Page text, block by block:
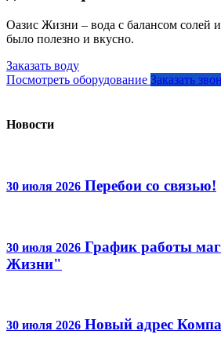
Оазис Жизни – вода с балансом солей
было полезно и вкусно.
Заказать воду
Посмотреть оборудование Заказать
Новости
30 июля 2026 Перебои со связью!
30 июля 2026 График работы
Жизни"
30 июля 2026 Новый адрес